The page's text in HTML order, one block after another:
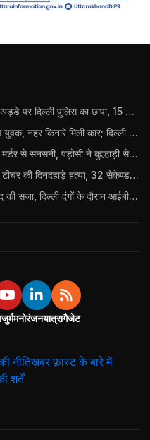
Delhi News: इंद्रपुरी में अवैध जुए के अड्डे पर दिल्ली पुलिस का छापा, 15 जुआरियों को पकड़ा; ₹3.61 लाख नकद और अन्य सामान बरामद
गुरुग्राम में नौकरी के पहले दिन लापता हुआ युवक, नहर किनारे मिली कार; दिल्ली पुलिस ने दर्ज की FIR
Jharkhand News:बोकरो में ट्रिपल मर्डर से सनसनी, पड़ोसी ने कुल्हाड़ी से पति-पत्नी और बहु की हत्या की
Haryana News: फरीदाबाद में महिला टीचर की दिनदहाड़े हत्या, 32 सेकेण्ड में 34 बार किया वार
ताहिर हुसैन समेस 5 लोगों को मिली उम्रकैद की सजा, दिल्ली दंगों के दौरान आईबी अधिकारी का किया था कत्ल
जुर्ममनोरंजनयात्रागैजेट
नीतिख़बर फ़ास्ट के बारे में
शर्तें